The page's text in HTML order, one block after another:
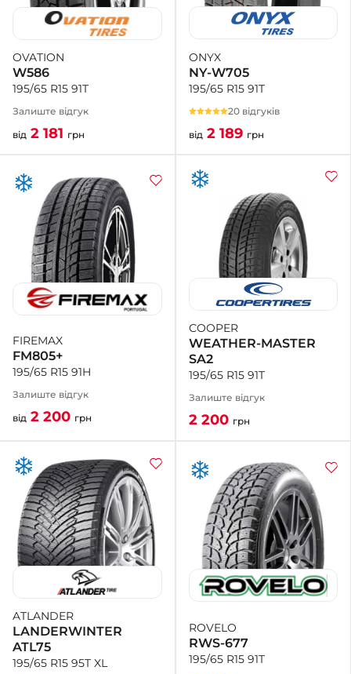
OVATION
W586
195/65 R15 91T
Залиште відгук
від 2 181 грн
ONYX
NY-W705
195/65 R15 91T
20 відгуків
від 2 189 грн
FIREMAX
FM805+
195/65 R15 91H
Залиште відгук
від 2 200 грн
COOPER
WEATHER-MASTER
SA2
195/65 R15 91T
Залиште відгук
2 200 грн
ATLANDER
LANDERWINTER
ATL75
195/65 R15 95T XL
ROVELO
RWS-677
195/65 R15 91T